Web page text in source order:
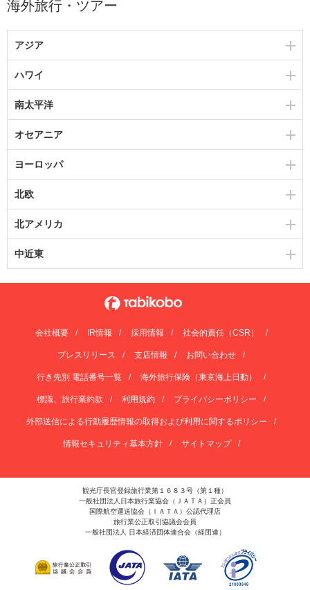
海外旅行・ツアー
アジア
ハワイ
南太平洋
オセアニア
ヨーロッパ
北欧
北アメリカ
中近東
会社概要 IR情報 採用情報 社会的責任（CSR）
プレスリリース 支店情報 お問い合わせ
行き先別 電話番号一覧 海外旅行保険（東京海上日動）
標識、旅行業約款 利用規約 プライバシーポリシー
外部送信による行動履歴情報の取得および利用に関するポリシー
情報セキュリティ基本方針 サイトマップ
観光庁長官登録旅行業第１６８３号（第１種）
一般社団法人日本旅行業協会（ＪＡＴＡ）正会員
国際航空運送協会（ＩＡＴＡ）公認代理店
旅行業公正取引協議会会員
一般社団法人 日本経済団体連合会（経団連）